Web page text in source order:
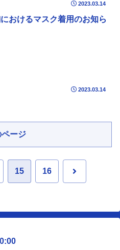
2023.03.14
おけるマスク着用のお知ら
2023.03.14
ページ
15 16 次